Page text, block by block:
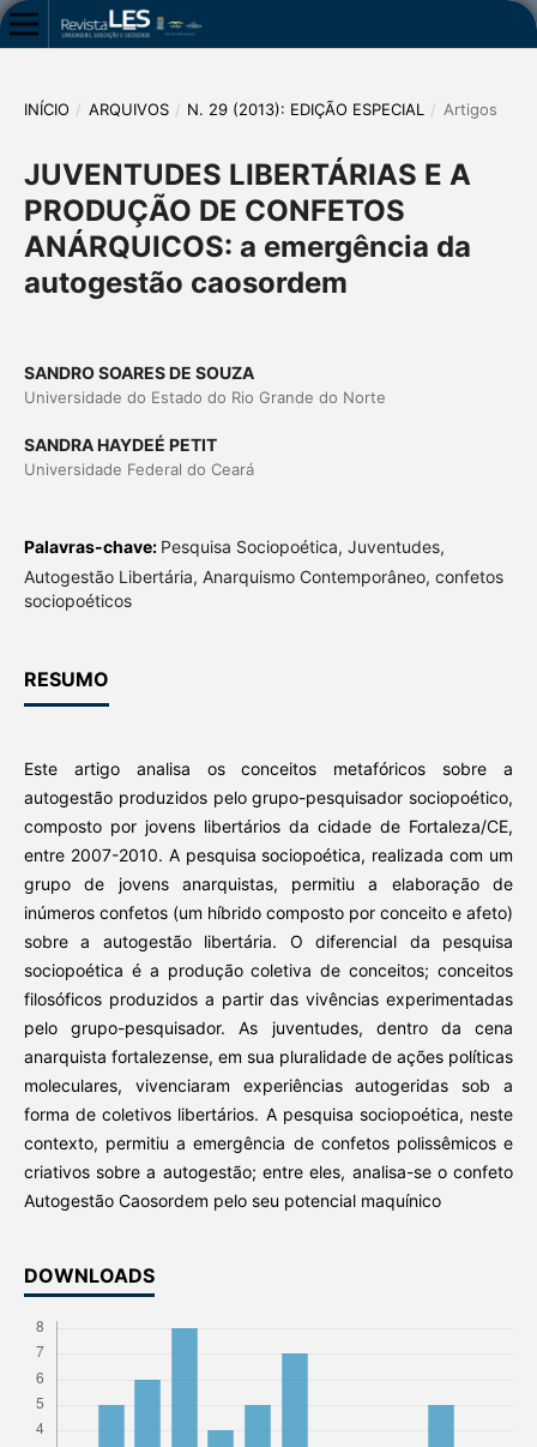
INÍCIO / ARQUIVOS / N. 29 (2013): EDIÇÃO ESPECIAL / Artigos
JUVENTUDES LIBERTÁRIAS E A
PRODUÇÃO DE CONFETOS
ANÁRQUICOS: a emergência da
autogestão caosordem
SANDRO SOARES DE SOUZA
Universidade do Estado do Rio Grande do Norte
SANDRA HAYDEÉ PETIT
Universidade Federal do Ceará
Palavras-chave: Pesquisa Sociopoética, Juventudes,
Autogestão Libertária, Anarquismo Contemporâneo, confetos
sociopoéticos
RESUMO
Este artigo analisa os conceitos metafóricos sobre a
autogestão produzidos pelo grupo-pesquisador sociopoético,
composto por jovens libertários da cidade de Fortaleza/CE,
entre 2007-2010. A pesquisa sociopoética, realizada com um
grupo de jovens anarquistas, permitiu a elaboração de
inúmeros confetos (um híbrido composto por conceito e afeto)
sobre a autogestão libertária. O diferencial da pesquisa
sociopoética é a produção coletiva de conceitos; conceitos
filosóficos produzidos a partir das vivências experimentadas
pelo grupo-pesquisador. As juventudes, dentro da cena
anarquista fortalezense, em sua pluralidade de ações políticas
moleculares, vivenciaram experiências autogeridas sob a
forma de coletivos libertários. A pesquisa sociopoética, neste
contexto, permitiu a emergência de confetos polissêmicos e
criativos sobre a autogestão; entre eles, analisa-se o confeto
Autogestão Caosordem pelo seu potencial maquínico
DOWNLOADS